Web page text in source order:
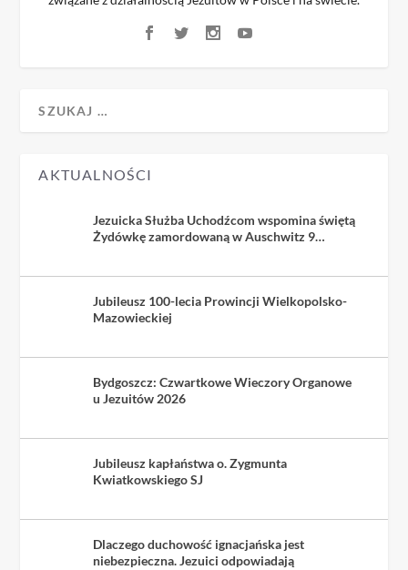
AKTUALNOŚCI
Jezuicka Służba Uchodźcom wspomina świętą
Żydówkę zamordowaną w Auschwitz 9
Jubileusz 100-lecia Prowincji Wielkopolsko-
Mazowieckiej
Bydgoszcz: Czwartkowe Wieczory Organowe
u Jezuitów 2026
Jubileusz kapłaństwa o. Zygmunta
Kwiatkowskiego SJ
Dlaczego duchowość ignacjańska jest
niebezpieczna. Jezuici odpowiadają